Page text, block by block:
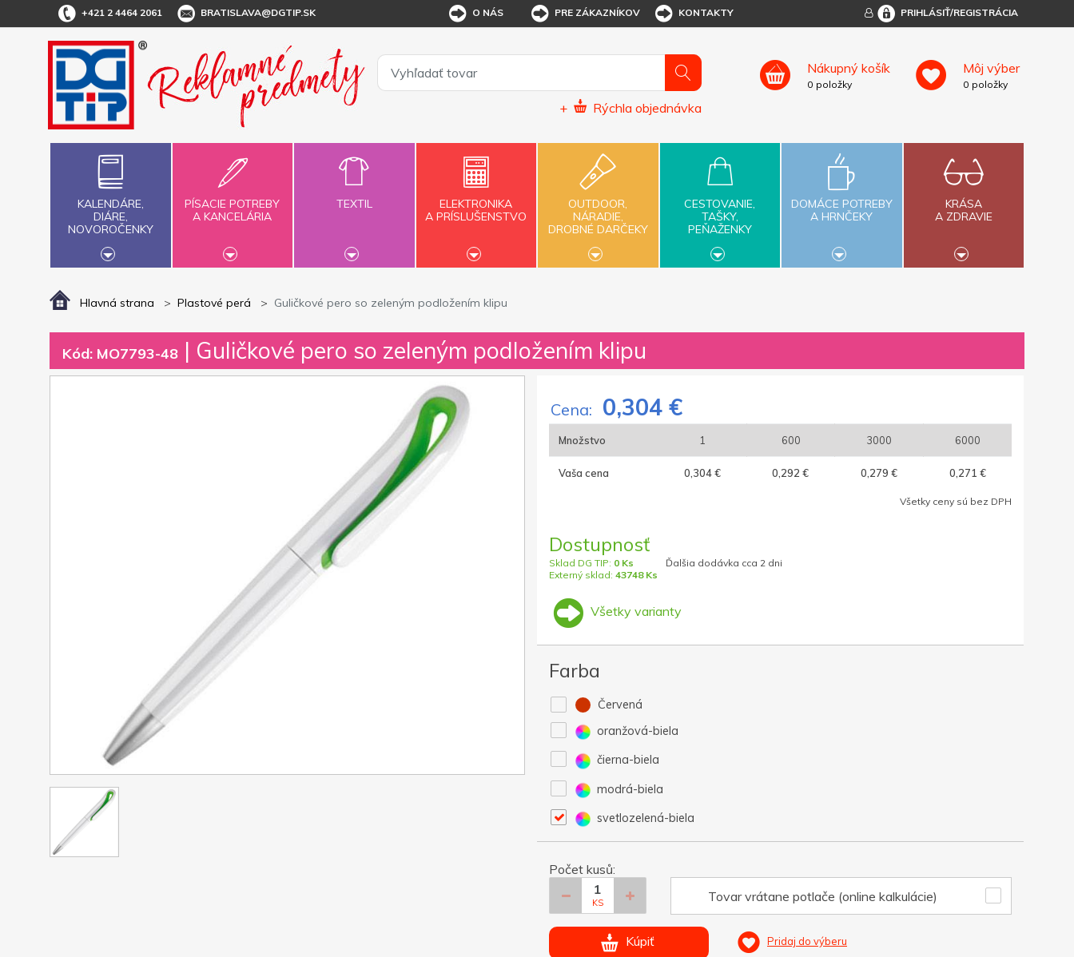
+421 2 4464 2061 BRATISLAVA@DGTIP.SK O NÁS PRE ZÁKAZNÍKOV KONTAKTY PRIHLÁSIŤ/REGISTRÁCIA
+ Rýchla objednávka
Nákupný košík
0 položky
Môj výber
0 položky
KALENDÁRE,
DIÁRE,
NOVOROČENKY
PÍSACIE POTREBY
A KANCELÁRIA
TEXTIL
ELEKTRONIKA
A PRÍSLUŠENSTVO
OUTDOOR,
NÁRADIE,
DROBNÉ DARČEKY
CESTOVANIE,
TAŠKY,
PEŇAŽENKY
DOMÁCE POTREBY
A HRNČEKY
KRÁSA
A ZDRAVIE
Hlavná strana Plastové perá Guličkové pero so zeleným podložením klipu
Kód: MO7793-48 | Guličkové pero so zeleným podložením klipu
Cena: 0,304 €
Množstvo 1 600 3000 6000
Vaša cena 0,304 € 0,292 € 0,279 € 0,271 €
Všetky ceny sú bez DPH
Dostupnosť
Sklad DG TIP: 0 Ks
Externý sklad: 43748 Ks
Ďalšia dodávka cca 2 dni
Všetky varianty
Farba
Červená
oranžová-biela
čierna-biela
modrá-biela
svetlozelená-biela
Počet kusů:
KS Tovar vrátane potlače (online kalkulácie)
Kúpiť Pridaj do výberu